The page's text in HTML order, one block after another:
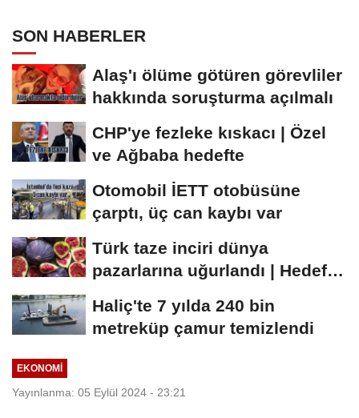
SON HABERLER
Alaş'ı ölüme götüren görevliler
hakkında soruşturma açılmalı
CHP'ye fezleke kıskacı | Özel
ve Ağbaba hedefte
Otomobil İETT otobüsüne
çarptı, üç can kaybı var
Türk taze inciri dünya
pazarlarına uğurlandı | Hedef
Haliç'te 7 yılda 240 bin
metreküp çamur temizlendi
EKONOMI
Yayınlanma: 05 Eylül 2024 - 23:21